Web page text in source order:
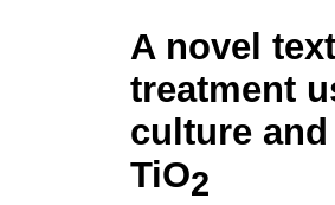
A novel
treatment
culture
TiO2